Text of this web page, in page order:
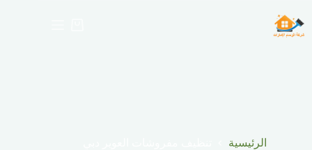
إلى
المحتوى
الرئيسية